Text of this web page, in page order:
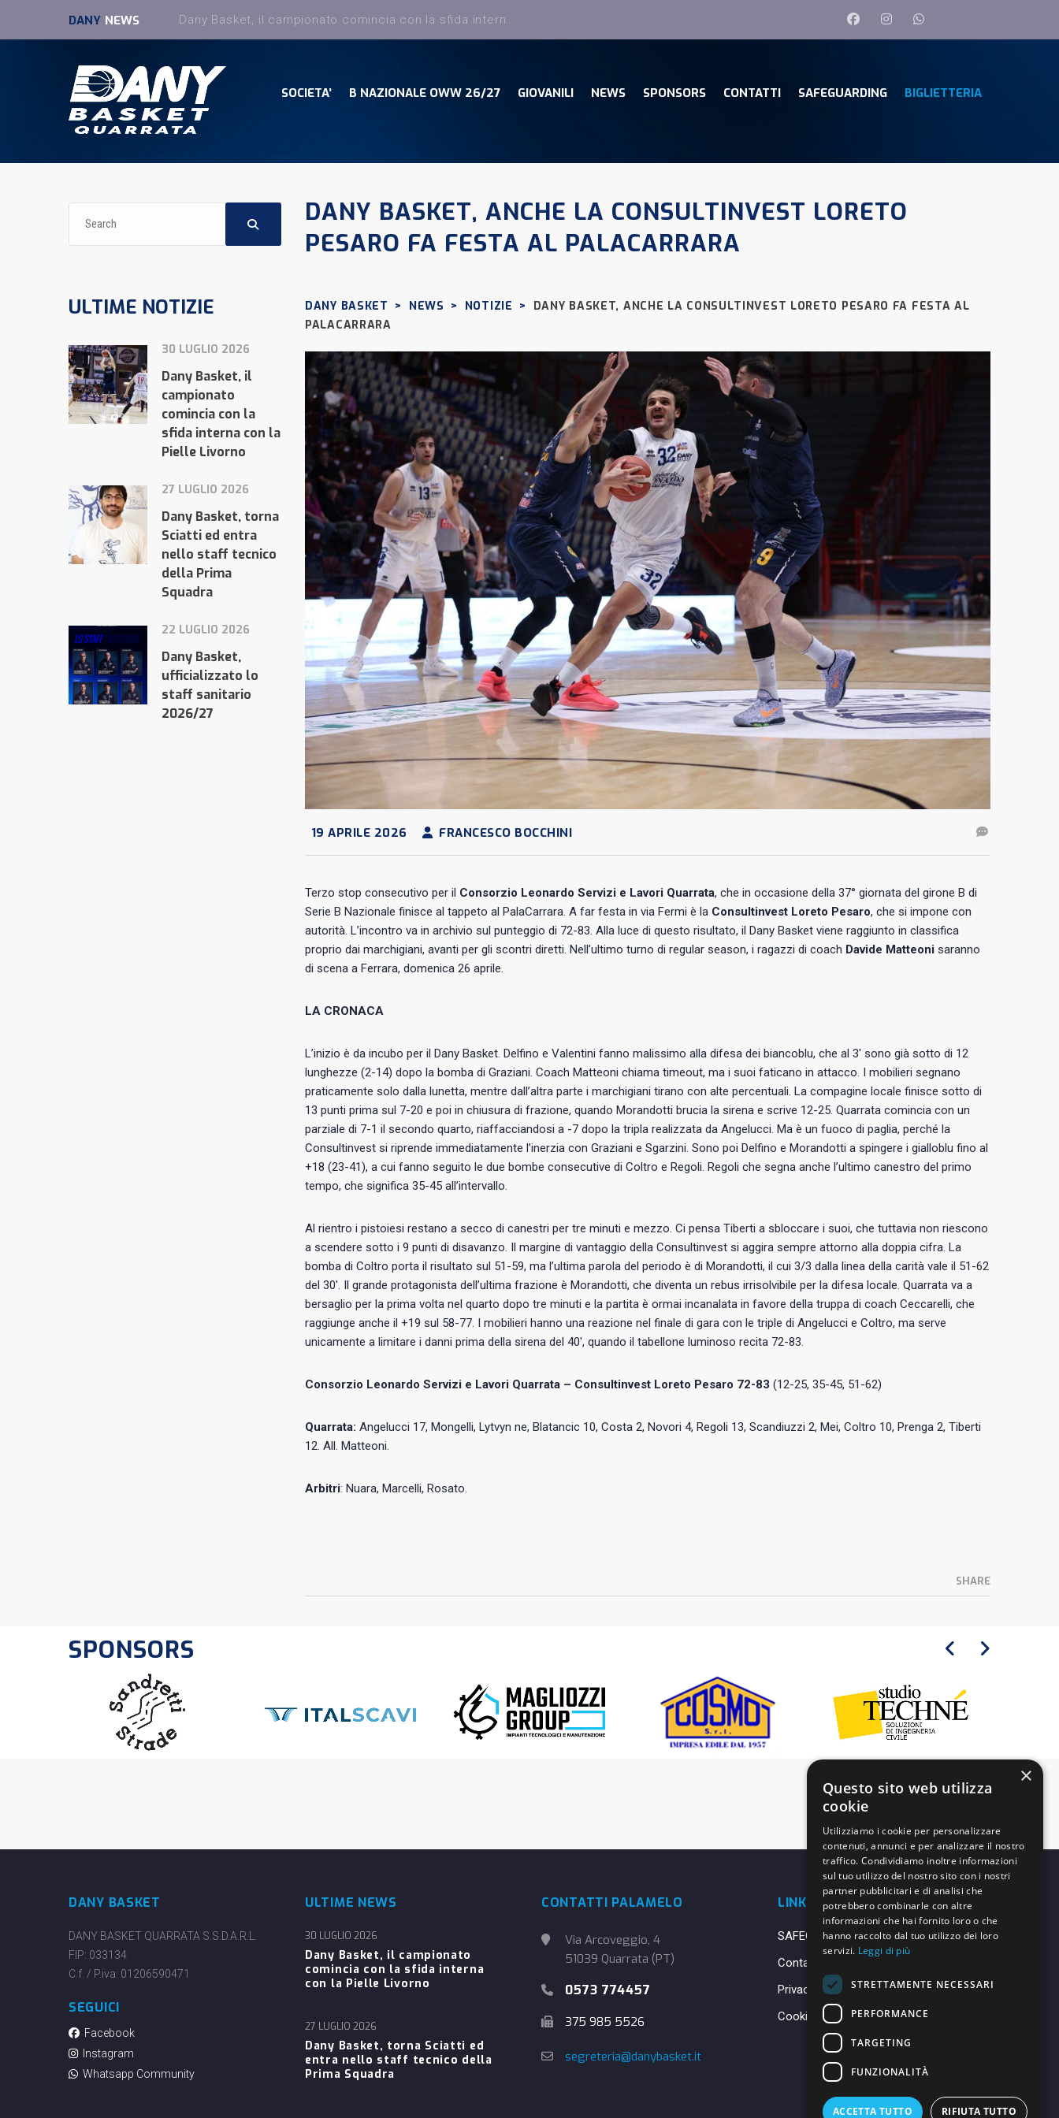
DANY NEWS Dany Basket, torna Sciatti ed entra nello staff tecnico della Prima Squadra
SOCIETA’ B NAZIONALE OWW 26/27 GIOVANILI NEWS SPONSORS CONTATTI SAFEGUARDING BIGLIETTERIA
DANY BASKET, ANCHE LA CONSULTINVEST LORETO
PESARO FA FESTA AL PALACARRARA
DANY BASKET > NEWS > NOTIZIE >
DANY BASKET, ANCHE LA CONSULTINVEST LORETO PESARO FA FESTA AL
PALACARRARA
19 APRILE 2026 FRANCESCO BOCCHINI
Terzo stop consecutivo per il Consorzio Leonardo Servizi e Lavori Quarrata, che in occasione della 37° giornata del girone B di
Serie B Nazionale finisce al tappeto al PalaCarrara. A far festa in via Fermi è la Consultinvest Loreto Pesaro, che si impone con
autorità. L’incontro va in archivio sul punteggio di 72-83. Alla luce di questo risultato, il Dany Basket viene raggiunto in classifica
proprio dai marchigiani, avanti per gli scontri diretti. Nell’ultimo turno di regular season, i ragazzi di coach Davide Matteoni saranno
di scena a Ferrara, domenica 26 aprile.
LA CRONACA
L’inizio è da incubo per il Dany Basket. Delfino e Valentini fanno malissimo alla difesa dei biancoblu, che al 3′ sono già sotto di 12
lunghezze (2-14) dopo la bomba di Graziani. Coach Matteoni chiama timeout, ma i suoi faticano in attacco. I mobilieri segnano
praticamente solo dalla lunetta, mentre dall’altra parte i marchigiani tirano con alte percentuali. La compagine locale finisce sotto di
13 punti prima sul 7-20 e poi in chiusura di frazione, quando Morandotti brucia la sirena e scrive 12-25. Quarrata comincia con un
parziale di 7-1 il secondo quarto, riaffacciandosi a -7 dopo la tripla realizzata da Angelucci. Ma è un fuoco di paglia, perché la
Consultinvest si riprende immediatamente l’inerzia con Graziani e Sgarzini. Sono poi Delfino e Morandotti a spingere i gialloblu fino al
+18 (23-41), a cui fanno seguito le due bombe consecutive di Coltro e Regoli. Regoli che segna anche l’ultimo canestro del primo
tempo, che significa 35-45 all’intervallo.
Al rientro i pistoiesi restano a secco di canestri per tre minuti e mezzo. Ci pensa Tiberti a sbloccare i suoi, che tuttavia non riescono
a scendere sotto i 9 punti di disavanzo. Il margine di vantaggio della Consultinvest si aggira sempre attorno alla doppia cifra. La
bomba di Coltro porta il risultato sul 51-59, ma l’ultima parola del periodo è di Morandotti, il cui 3/3 dalla linea della carità vale il 51-62
del 30′. Il grande protagonista dell’ultima frazione è Morandotti, che diventa un rebus irrisolvibile per la difesa locale. Quarrata va a
bersaglio per la prima volta nel quarto dopo tre minuti e la partita è ormai incanalata in favore della truppa di coach Ceccarelli, che
raggiunge anche il +19 sul 58-77. I mobilieri hanno una reazione nel finale di gara con le triple di Angelucci e Coltro, ma serve
unicamente a limitare i danni prima della sirena del 40′, quando il tabellone luminoso recita 72-83.
Consorzio Leonardo Servizi e Lavori Quarrata – Consultinvest Loreto Pesaro 72-83 (12-25, 35-45, 51-62)
Quarrata: Angelucci 17, Mongelli, Lytvyn ne, Blatancic 10, Costa 2, Novori 4, Regoli 13, Scandiuzzi 2, Mei, Coltro 10, Prenga 2, Tiberti
12. All. Matteoni.
Arbitri: Nuara, Marcelli, Rosato.
SHARE
ULTIME NOTIZIE
30 LUGLIO 2026
Dany Basket, il
campionato
comincia con la
sfida interna con la
Pielle Livorno
27 LUGLIO 2026
Dany Basket, torna
Sciatti ed entra
nello staff tecnico
della Prima
Squadra
22 LUGLIO 2026
Dany Basket,
ufficializzato lo
staff sanitario
2026/27
SPONSORS
DANY BASKET
DANY BASKET QUARRATA S.S.D.A.R.L.
FIP: 033134
C.f. / P.iva: 01206590471
SEGUICI
Facebook
Instagram
Whatsapp Community
ULTIME NEWS
Dany Basket, il campionato
comincia con la sfida interna
con la Pielle Livorno
30 LUGLIO 2026
Dany Basket, torna Sciatti ed
entra nello staff tecnico della
Prima Squadra
27 LUGLIO 2026
CONTATTI PALAMELO
Via Arcoveggio, 4
51039 Quarrata (PT)
0573 774457
375 985 5526
segreteria@danybasket.it
LINK UTILI
SAFEGUARDING
Contatti
Privacy Policy
Cookie Policy
×
Questo sito web utilizza
cookie
Utilizziamo i cookie per personalizzare
contenuti, annunci e per analizzare il nostro
traffico. Condividiamo inoltre informazioni
sul tuo utilizzo del nostro sito con i nostri
partner pubblicitari e di analisi che
potrebbero combinarle con altre
informazioni che hai fornito loro o che
hanno raccolto dal tuo utilizzo dei loro
servizi. Leggi di più
STRETTAMENTE NECESSARI
PERFORMANCE
TARGETING
FUNZIONALITÀ
ACCETTA TUTTO RIFIUTA TUTTO